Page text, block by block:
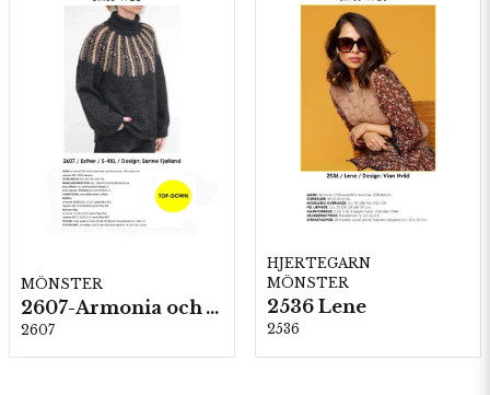
MÖNSTER
2607-Armonia och Alpaca 400
2607
HJERTEGARN
MÖNSTER
2536 Lene
2536